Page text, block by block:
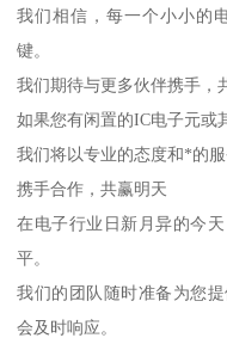
我们相信，每一个小小的
键。
我们期待与更多伙伴携手，
如果您有闲置的IC电子元或
我们将以专业的态度和*的
携手合作，共赢明天
在电子行业日新月异的今
平。
我们的团队随时准备为您
会及时响应。